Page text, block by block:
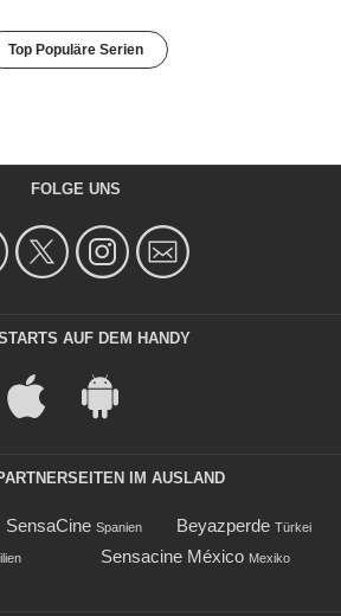
Top Populäre Serien
FOLGE UNS
AUF DEM HANDY
IM AUSLAND
SensaCine Spanien Beyazperde Türkei
Sensacine México Mexiko